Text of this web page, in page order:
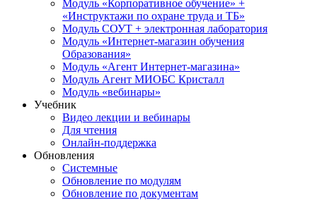
Модуль «Корпоративное обучение» +
«Инструктажи по охране труда и ТБ»
Модуль СОУТ + электронная лаборатория
Модуль «Интернет-магазин обучения
Образования»
Модуль «Агент Интернет-магазина»
Модуль Агент МИОБС Кристалл
Модуль «вебинары»
Учебник
Видео лекции и вебинары
Для чтения
Онлайн-поддержка
Обновления
Системные
Обновление по модулям
Обновление по документам